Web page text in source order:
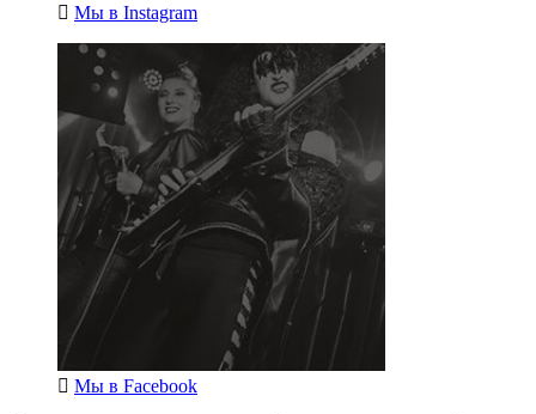
Мы в Instagram
Мы в Facebook